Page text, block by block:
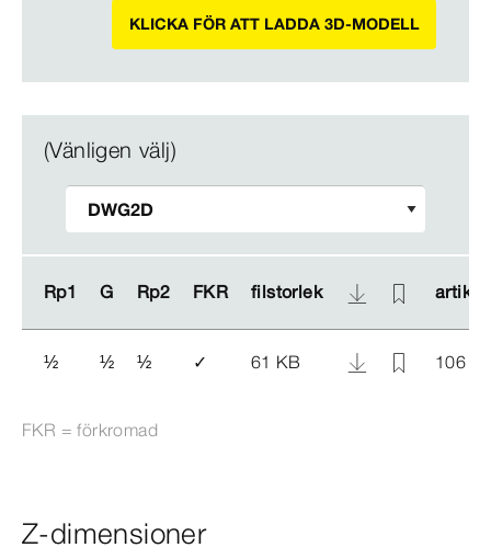
KLICKA FÖR ATT LADDA 3D-MODELL
(Vänligen välj)
Rp1 G Rp2 FKR filstorlek artikel
Rp1 G Rp2 FKR filstorlek artikel
½ ½ ½ ✓ 61 KB 106
FKR = förkromad
Z-dimensioner